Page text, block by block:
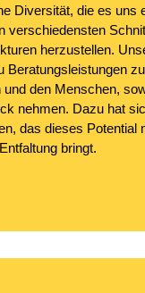
Diversität, die es uns
verschiedensten
herzustellen.
Beratungsleistungen
den Menschen,
nehmen. Dazu hat
das dieses Potential
bringt.